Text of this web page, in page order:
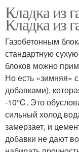
Кладка из
Кладка из
Газобетонным
стандартную
блоков можно
Но есть «зимняя»
добавками),
-10℃. Это
сильный холод
замерзает, и
добавки не дают